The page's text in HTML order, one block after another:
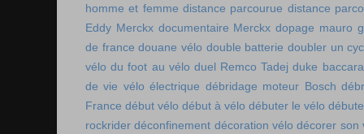
homme et femme distance parcourue distance
Eddy Merckx documentaire Merckx dopage mauro
de france douane vélo double batterie doubler un
vélo du foot au vélo duel Remco Tadej duke baccara
de vie vélo électrique débridage moteur Bosch
France début vélo début à vélo débuter le vélo
rockrider déconfinement décoration vélo décorer son